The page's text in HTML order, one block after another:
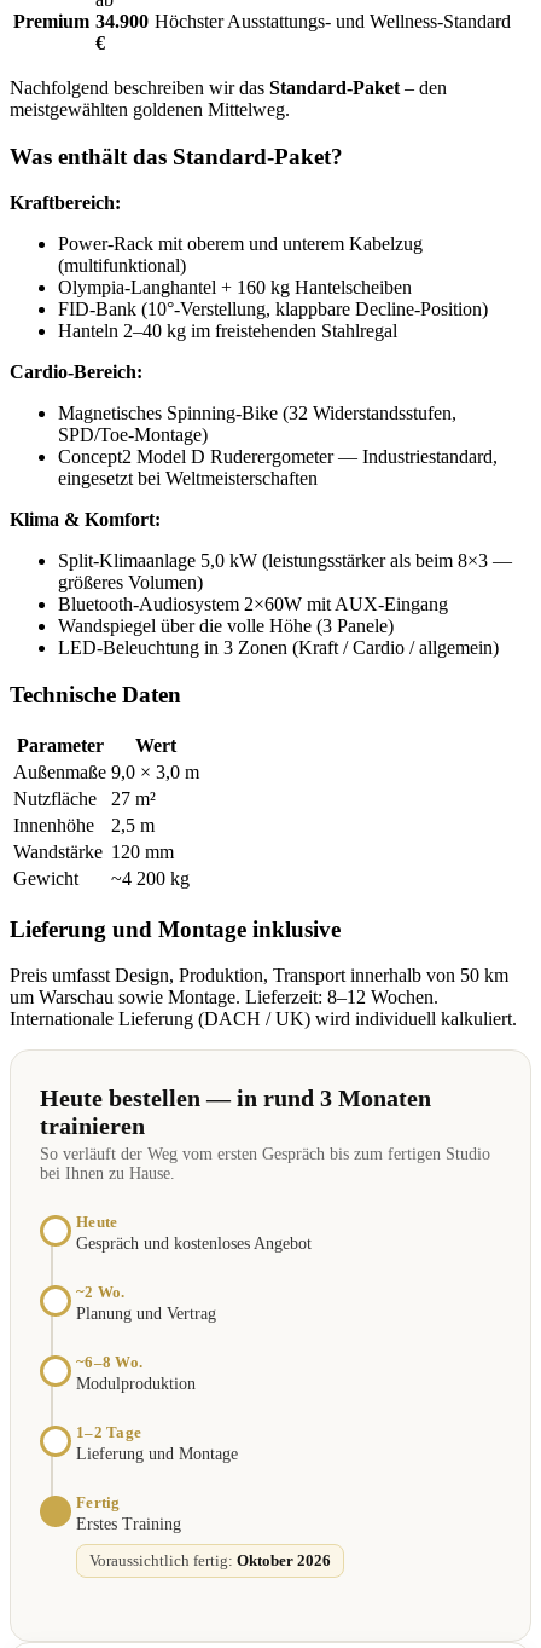
Premium 34.900
€
Höchster Ausstattungs- und Wellness-Standard
Nachfolgend beschreiben wir das Standard-Paket – den
meistgewählten goldenen Mittelweg.
Was enthält das Standard-Paket?
Kraftbereich:
Power-Rack mit oberem und unterem Kabelzug
(multifunktional)
Olympia-Langhantel + 160 kg Hantelscheiben
FID-Bank (10°-Verstellung, klappbare Decline-Position)
Hanteln 2–40 kg im freistehenden Stahlregal
Cardio-Bereich:
Magnetisches Spinning-Bike (32 Widerstandsstufen,
SPD/Toe-Montage)
Concept2 Model D Ruderergometer — Industriestandard,
eingesetzt bei Weltmeisterschaften
Klima & Komfort:
Split-Klimaanlage 5,0 kW (leistungsstärker als beim 8×3 —
größeres Volumen)
Bluetooth-Audiosystem 2×60W mit AUX-Eingang
Wandspiegel über die volle Höhe (3 Panele)
LED-Beleuchtung in 3 Zonen (Kraft / Cardio / allgemein)
Technische Daten
Parameter
Wert
Außenmaße 9,0 × 3,0 m
Nutzfläche
27 m²
Innenhöhe
2,5 m
Wandstärke 120 mm
Gewicht
~4 200 kg
Lieferung und Montage inklusive
Preis umfasst Design, Produktion, Transport innerhalb von 50 km
um Warschau sowie Montage. Lieferzeit: 8–12 Wochen.
Internationale Lieferung (DACH / UK) wird individuell kalkuliert.
Heute bestellen — in rund 3 Monaten
trainieren
So verläuft der Weg vom ersten Gespräch bis zum fertigen Studio
bei Ihnen zu Hause.
Heute
Gespräch und kostenloses Angebot
~2 Wo.
Planung und Vertrag
~6–8 Wo.
Modulproduktion
1–2 Tage
Lieferung und Montage
Fertig
Erstes Training
Voraussichtlich fertig: Oktober 2026